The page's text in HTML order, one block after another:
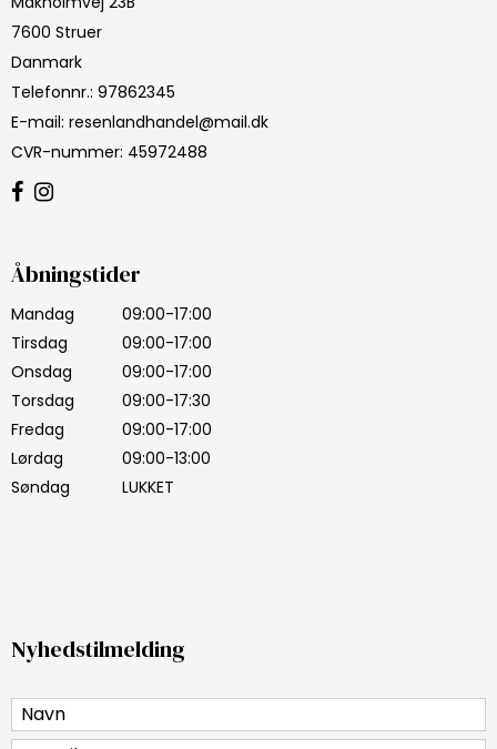
7600 Struer
Danmark
Telefonnr.: 97862345
E-mail: resenlandhandel@mail.dk
CVR-nummer: 45972488
Åbningstider
Mandag
09:00-17:00
Tirsdag
09:00-17:00
Onsdag
09:00-17:00
Torsdag
09:00-17:30
Fredag
09:00-17:00
Lørdag
09:00-13:00
Søndag
LUKKET
Nyhedstilmelding